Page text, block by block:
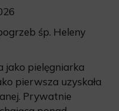
śp. Heleny
jako pielęgniarka
pierwsza uzyskała
Prywatnie